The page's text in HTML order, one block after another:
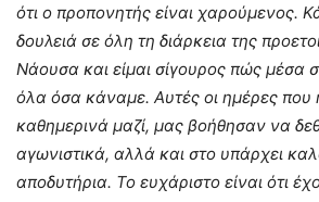
ότι ο προπονητής είναι χαρούμενος.
δουλειά σε όλη τη διάρκεια της
Νάουσα και είμαι σίγουρος πώς μέσα
όλα όσα κάναμε. Αυτές οι ημέρες που
καθημερινά μαζί, μας βοήθησαν να
αγωνιστικά, αλλά και στο υπάρχει
αποδυτήρια. Το ευχάριστο είναι ότι